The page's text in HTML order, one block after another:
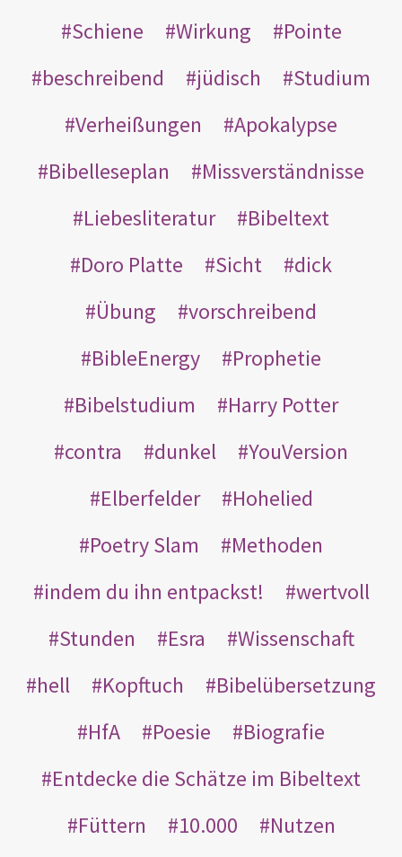
Schiene Wirkung
Pointe
beschreibend
jüdisch
Studium
Verheißungen
Apokalypse
Bibelleseplan
Missverständnisse
Liebesliteratur
Bibeltext
Doro Platte
Sicht
dick
Übung
vorschreibend
BibleEnergy
Prophetie
Bibelstudium
Harry Potter
contra
dunkel
YouVersion
Elberfelder
Hohelied
Poetry Slam
Methoden
indem du ihn entpackst!
wertvoll
Stunden
Esra
Wissenschaft
hell
Kopftuch
Bibelübersetzung
HfA
Poesie
Biografie
Entdecke die Schätze im Bibeltext
Füttern
10.000
Nutzen